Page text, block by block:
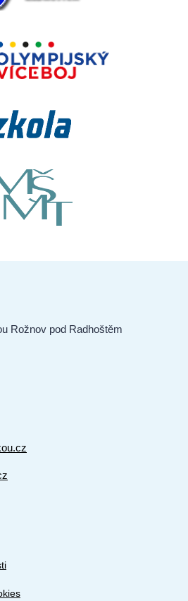
Rožnov pod Radhoštěm